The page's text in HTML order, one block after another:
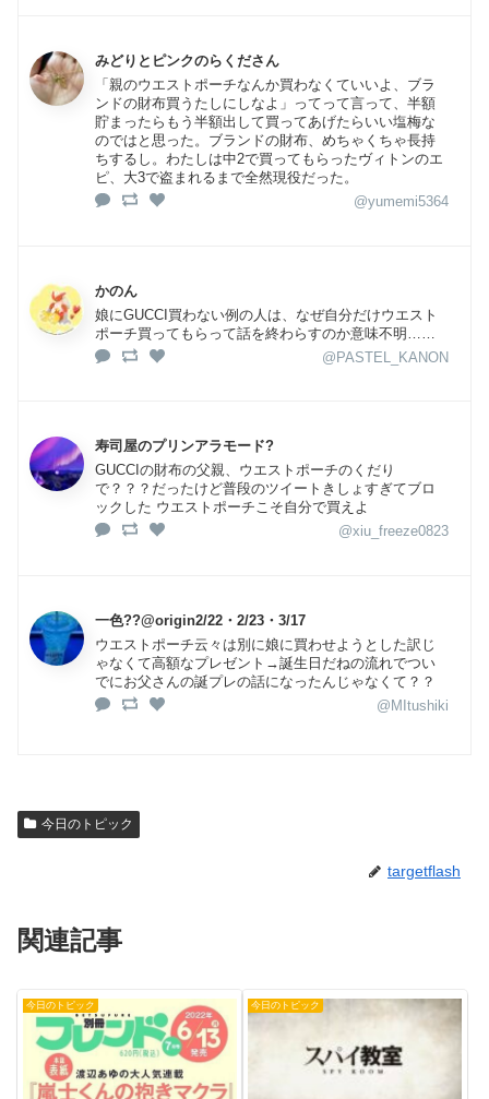
みどりとピンクのらくださん
「親のウエストポーチなんか買わなくていいよ、ブラ
ンドの財布買うたしにしなよ」ってって言って、半額
貯まったらもう半額出して買ってあげたらいい塩梅な
のではと思った。ブランドの財布、めちゃくちゃ長持
ちするし。わたしは中2で買ってもらったヴィトンのエ
ピ、大3で盗まれるまで全然現役だった。
@yumemi5364
かのん
娘にGUCCI買わない例の人は、なぜ自分だけウエスト
ポーチ買ってもらって話を終わらすのか意味不明……
@PASTEL_KANON
寿司屋のプリンアラモード?
GUCCIの財布の父親、ウエストポーチのくだり
で？？？だったけど普段のツイートきしょすぎてブロ
ックした ウエストポーチこそ自分で買えよ
@xiu_freeze0823
一色??@origin2/22・2/23・3/17
ウエストポーチ云々は別に娘に買わせようとした訳じ
ゃなくて高額なプレゼント→誕生日だねの流れでつい
でにお父さんの誕プレの話になったんじゃなくて？？
@MItushiki
今日のトピック
targetflash
関連記事
今日のトピック 今日のトピック